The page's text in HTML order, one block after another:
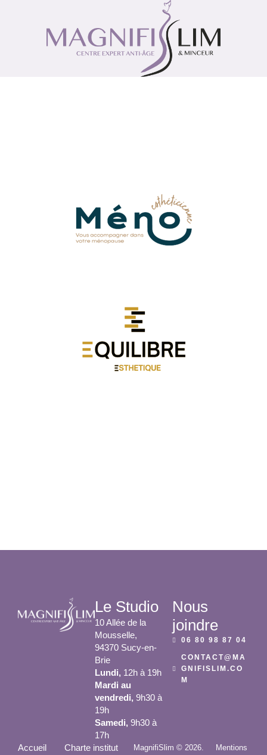
Le Studio
10 Allée de la
Mousselle,
94370 Sucy-en-
Brie
Lundi, 12h à 19h
Mardi au
vendredi,9h30 à
19h
Samedi,9h30 à
17h
Nous
joindre
06 80 98 87 04
CONTACT@MA
GNIFISLIM.CO
M
Accueil
Charte institut
MagnifiSlim © 2026. Mentions